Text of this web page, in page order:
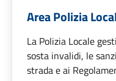
Area Polizia
La Polizia Locale
sosta invalidi, le
strada e ai